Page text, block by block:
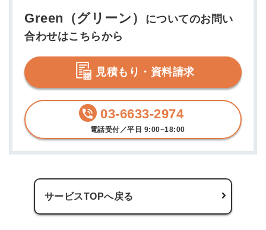
Green（グリーン）
についてのお問い
合わせはこちらから
見積もり・資料請求
03-6633-2974
電話受付／平日 9:00~18:00
サービスTOPへ戻る